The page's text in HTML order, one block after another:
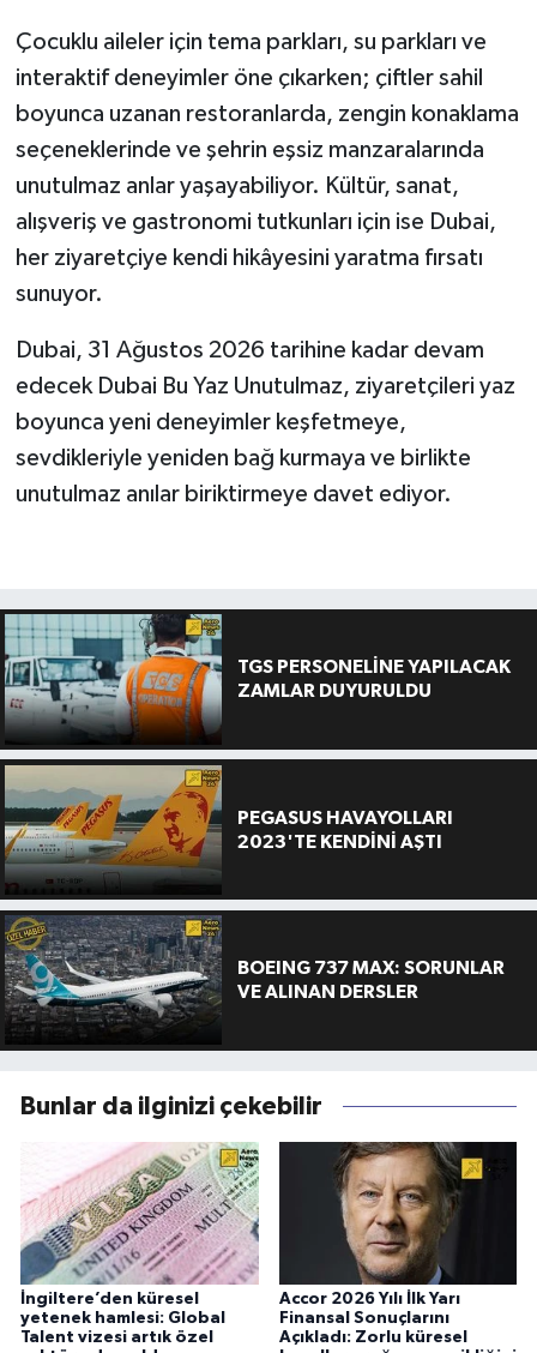
Çocuklu aileler için tema parkları, su parkları ve
interaktif deneyimler öne çıkarken; çiftler sahil
boyunca uzanan restoranlarda, zengin konaklama
seçeneklerinde ve şehrin eşsiz manzaralarında
unutulmaz anlar yaşayabiliyor. Kültür, sanat,
alışveriş ve gastronomi tutkunları için ise Dubai,
her ziyaretçiye kendi hikâyesini yaratma fırsatı
sunuyor.
Dubai, 31 Ağustos 2026 tarihine kadar devam
edecek Dubai Bu Yaz Unutulmaz, ziyaretçileri yaz
boyunca yeni deneyimler keşfetmeye,
sevdikleriyle yeniden bağ kurmaya ve birlikte
unutulmaz anılar biriktirmeye davet ediyor.
TGS PERSONELİNE YAPILACAK
ZAMLAR DUYURULDU
PEGASUS HAVAYOLLARI
2023'TE KENDİNİ AŞTI
BOEING 737 MAX: SORUNLAR
VE ALINAN DERSLER
Bunlar da ilginizi çekebilir
İngiltere’den küresel
yetenek hamlesi: Global
Talent vizesi artık özel
Accor 2026 Yılı İlk Yarı
Finansal Sonuçlarını
Açıkladı: Zorlu küresel